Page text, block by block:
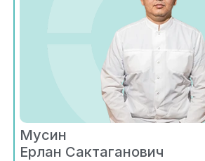
Мусин
Ерлан Сактаганович